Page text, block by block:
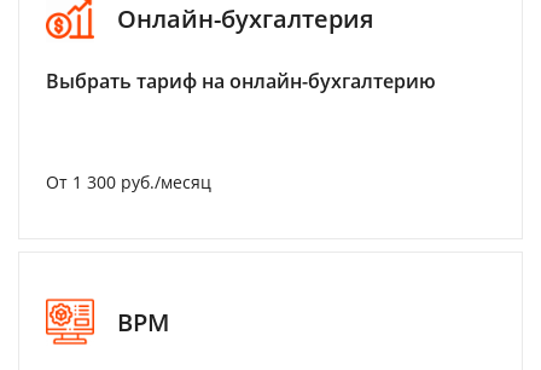
Онлайн-бухгалтерия
Выбрать тариф на онлайн-бухгалтерию
От 1 300 руб./месяц
BPM